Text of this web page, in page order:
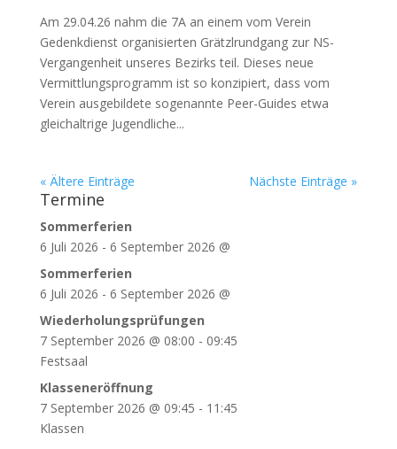
Am 29.04.26 nahm die 7A an einem vom Verein
Gedenkdienst organisierten Grätzlrundgang zur NS-
Vergangenheit unseres Bezirks teil. Dieses neue
Vermittlungsprogramm ist so konzipiert, dass vom
Verein ausgebildete sogenannte Peer-Guides etwa
gleichaltrige Jugendliche...
« Ältere Einträge Nächste Einträge »
Termine
Sommerferien
6 Juli 2026 - 6 September 2026 @
Sommerferien
6 Juli 2026 - 6 September 2026 @
Wiederholungsprüfungen
7 September 2026 @ 08:00 - 09:45
Festsaal
Klasseneröffnung
7 September 2026 @ 09:45 - 11:45
Klassen